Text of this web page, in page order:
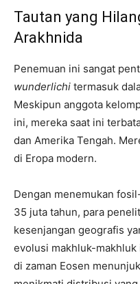
Tautan yang
Arakhnida
Penemuan ini sangat
wunderlichi termasuk
Meskipun anggota
ini, mereka saat ini
dan Amerika Tengah.
di Eropa modern.
Dengan menemukan
35 juta tahun, para
kesenjangan geografis
evolusi makhluk-makhluk
di zaman Eosen